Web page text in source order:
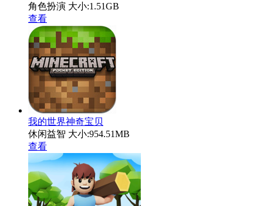
角色扮演 大小:1.51GB
查看
我的世界神奇宝贝
休闲益智 大小:954.51MB
查看